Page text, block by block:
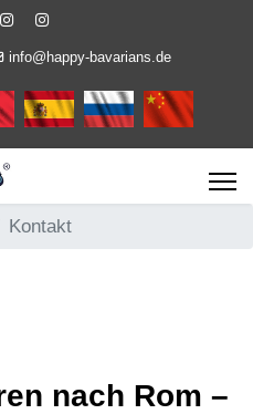
info@happy-bavarians.de
Kontakt
nach Rom –